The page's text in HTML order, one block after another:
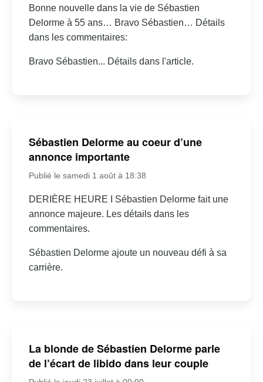
Bonne nouvelle dans la vie de Sébastien
Delorme à 55 ans… Bravo Sébastien… Détails
dans les commentaires:
Bravo Sébastien... Détails dans l'article.
Sébastien Delorme au coeur d’une
annonce importante
Publié le samedi 1 août à 18:38
DERIÈRE HEURE I Sébastien Delorme fait une
annonce majeure. Les détails dans les
commentaires.
Sébastien Delorme ajoute un nouveau défi à sa
carrière.
La blonde de Sébastien Delorme parle
de l’écart de libido dans leur couple